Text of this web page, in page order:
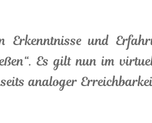
Erkenntnisse und
Es gilt nun im
analoger